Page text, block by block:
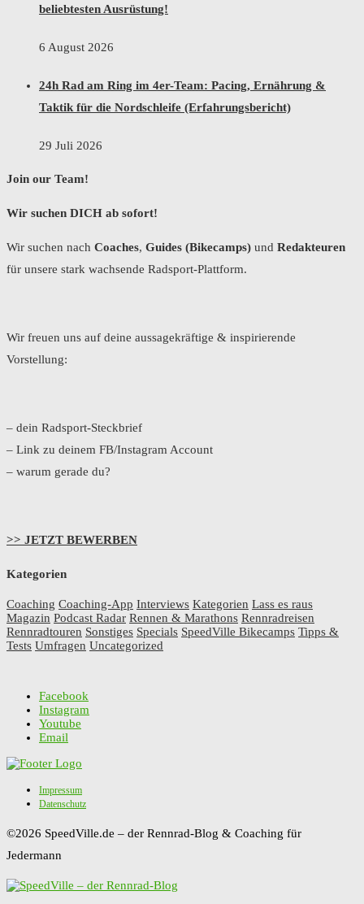
beliebtesten Ausrüstung!
6 August 2026
24h Rad am Ring im 4er-Team: Pacing, Ernährung &
Taktik für die Nordschleife (Erfahrungsbericht)
29 Juli 2026
Join our Team!
Wir suchen DICH ab sofort!
Wir suchen nach Coaches, Guides (Bikecamps) und Redakteuren
für unsere stark wachsende Radsport-Plattform.
Wir freuen uns auf deine aussagekräftige & inspirierende
Vorstellung:
– dein Radsport-Steckbrief
– Link zu deinem FB/Instagram Account
– warum gerade du?
>> JETZT BEWERBEN
Kategorien
Coaching Coaching-App Interviews Kategorien Lass es raus
Magazin Podcast Radar Rennen & Marathons Rennradreisen
Rennradtouren Sonstiges Specials SpeedVille Bikecamps Tipps &
Tests Umfragen Uncategorized
Facebook
Instagram
Youtube
Email
Impressum
Datenschutz
©2026 SpeedVille.de – der Rennrad-Blog & Coaching für
Jedermann